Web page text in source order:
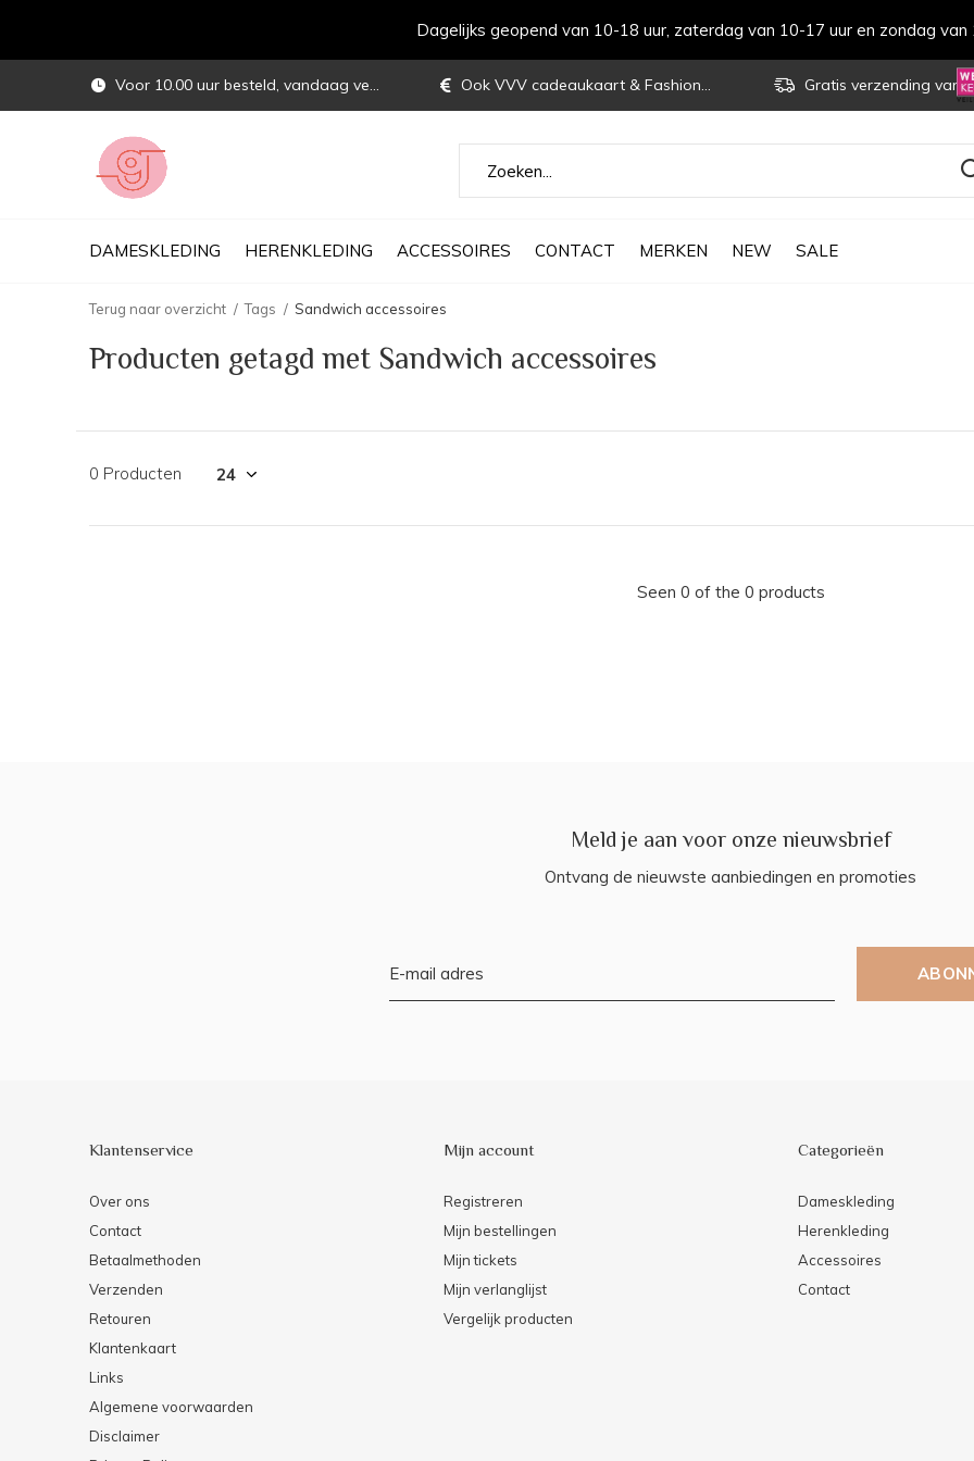
DAMESKLEDING HERENKLEDING ACCESSOIRES CONTACT MERKEN NEW SALE
Voor 10.00 uur besteld, vandaag verstuurd Ook VVV cadeaukaart & Fashioncheque Gratis verzending vanaf €
Dagelijks geopend van 10-18 uur, zaterdag van 10-17 uur en zondag van
Terug naar overzicht Tags Sandwich accessoires
Producten getagd met Sandwich accessoires
0 Producten
Seen 0 of the 0 products
Meld je aan voor onze nieuwsbrief
Ontvang de nieuwste aanbiedingen en promoties
Klantenservice
Over ons
Contact
Betaalmethoden
Verzenden
Retouren
Klantenkaart
Links
Algemene voorwaarden
Disclaimer
Mijn account
Registreren
Mijn bestellingen
Mijn tickets
Mijn verlanglijst
Vergelijk producten
Categorieën
Dameskleding
Herenkleding
Accessoires
Contact